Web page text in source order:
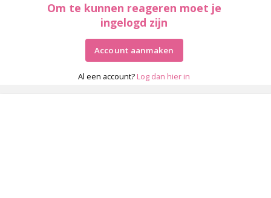
Om te kunnen reageren moet je
ingelogd zijn
Account aanmaken
Al een account? Log dan hier in